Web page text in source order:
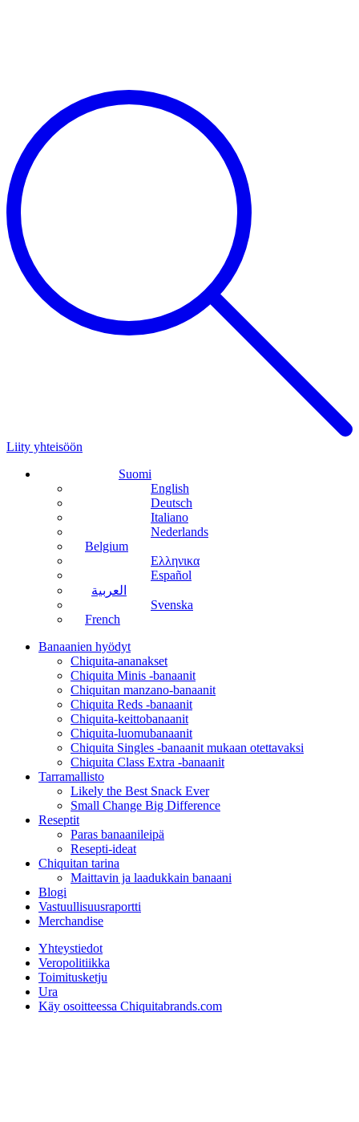
Liity yhteisöön
Suomi
English
Deutsch
Italiano
Nederlands
Belgium
Ελληνικα
Español
العربية
Svenska
French
Banaanien hyödyt
Chiquita-ananakset
Chiquita Minis -banaanit
Chiquitan manzano-banaanit
Chiquita Reds -banaanit
Chiquita-keittobanaanit
Chiquita-luomubanaanit
Chiquita Singles -banaanit mukaan otettavaksi
Chiquita Class Extra -banaanit
Tarramallisto
Likely the Best Snack Ever
Small Change Big Difference
Reseptit
Paras banaanileipä
Resepti-ideat
Chiquitan tarina
Maittavin ja laadukkain banaani
Blogi
Vastuullisuusraportti
Merchandise
Yhteystiedot
Veropolitiikka
Toimitusketju
Ura
Käy osoitteessa Chiquitabrands.com